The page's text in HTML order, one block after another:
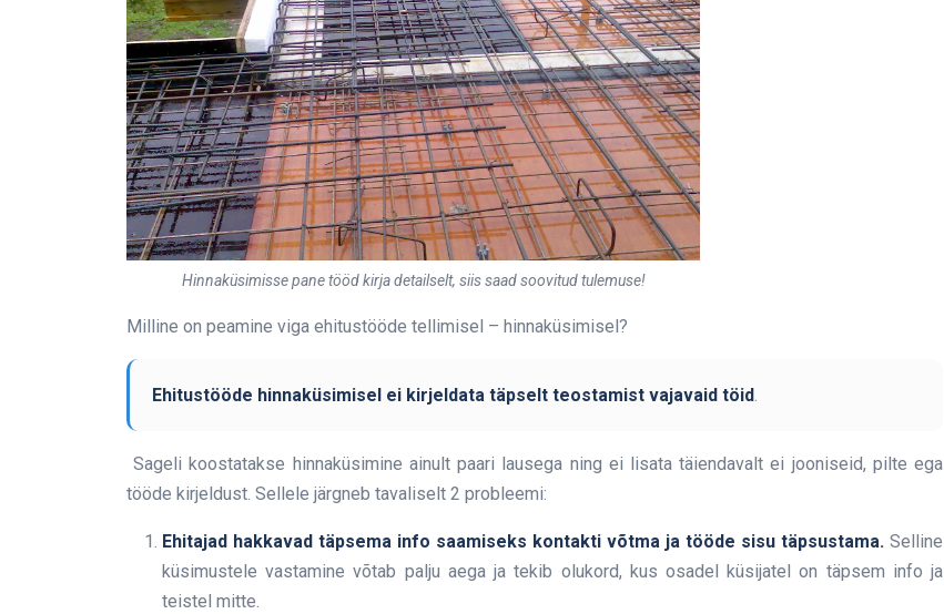
Hinnaküsimisse pane tööd kirja detailselt, siis saad soovitud tulemuse!
Milline on peamine viga ehitustööde tellimisel – hinnaküsimisel?
Ehitustööde hinnaküsimisel ei kirjeldata täpselt teostamist vajavaid töid.
Sageli koostatakse hinnaküsimine ainult paari lausega ning ei lisata täiendavalt ei jooniseid, pilte ega
tööde kirjeldust. Sellele järgneb tavaliselt 2 probleemi:
Ehitajad hakkavad täpsema info saamiseks kontakti võtma ja tööde sisu täpsustama. Selline
küsimustele vastamine võtab palju aega ja tekib olukord, kus osadel küsijatel on täpsem info ja
teistel mitte.